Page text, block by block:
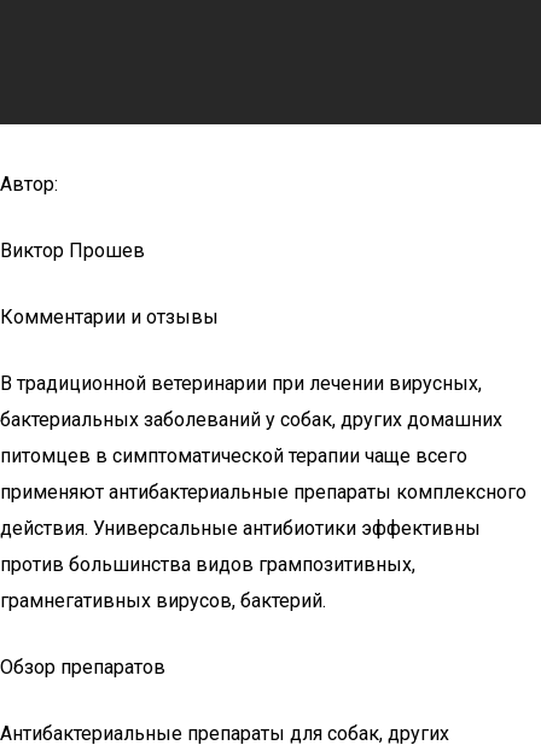
Автор:
Виктор Прошев
Комментарии и отзывы
В традиционной ветеринарии при лечении вирусных,
бактериальных заболеваний у собак, других домашних
питомцев в симптоматической терапии чаще всего
применяют антибактериальные препараты комплексного
действия. Универсальные антибиотики эффективны
против большинства видов грампозитивных,
грамнегативных вирусов, бактерий.
Обзор препаратов
Антибактериальные препараты для собак, других